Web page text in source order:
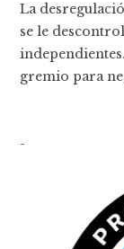
La
se le
gremio para
-